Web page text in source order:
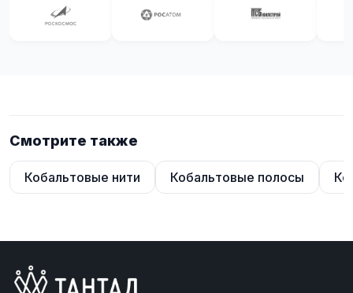
Смотрите также
Кобальтовые нити Кобальтовые полосы